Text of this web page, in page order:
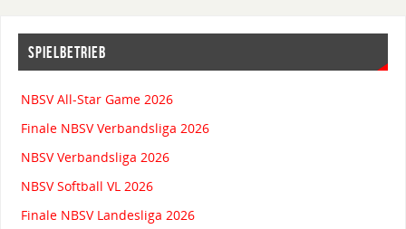
SPIELBETRIEB
NBSV All-Star Game 2026
Finale NBSV Verbandsliga 2026
NBSV Verbandsliga 2026
NBSV Softball VL 2026
Finale NBSV Landesliga 2026